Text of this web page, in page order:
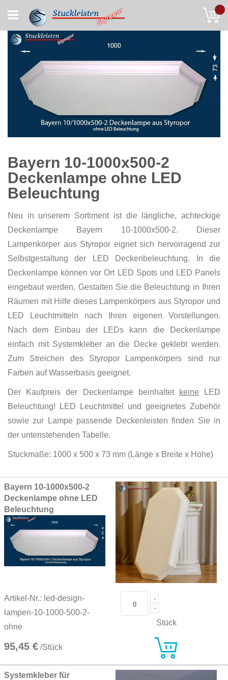
to
Content
Bayern 10-1000x500-2
Deckenlampe ohne LED
Beleuchtung
Neu in unserem Sortiment ist die längliche, achteckige
Deckenlampe Bayern 10-1000x500-2. Dieser
Lampenkörper aus Styropor eignet sich hervorragend zur
Selbstgestaltung der LED Deckenbeleuchtung. In die
Deckenlampe können vor Ort LED Spots und LED Panels
eingebaut werden. Gestalten Sie die Beleuchtung in Ihren
Räumen mit Hilfe dieses Lampenkörpers aus Styropor und
LED Leuchtmitteln nach Ihren eigenen Vorstellungen.
Nach dem Einbau der LEDs kann die Deckenlampe
einfach mit Systemkleber an die Decke geklebt werden.
Zum Streichen des Styropor Lampenkörpers sind nur
Farben auf Wasserbasis geeignet.
Der Kaufpreis der Deckenlampe beinhaltet keine LED
Beleuchtung! LED Leuchtmittel und geeignetes Zubehör
sowie zur Lampe passende Deckenleisten finden Sie in
der untenstehenden Tabelle.
Stuckmaße: 1000 x 500 x 73 mm (Länge x Breite x Höhe)
Grouped
product
items
Bayern 10-1000x500-2
Deckenlampe ohne LED
Beleuchtung
Artikel-Nr.: led-design-
lampen-10-1000-500-2-
ohne
95,45 € /Stück
Stück
Systemkleber für